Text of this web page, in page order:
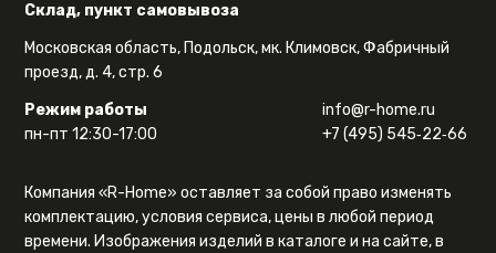
Склад, пункт самовывоза
Московская область, Подольск, мк. Климовск, Фабричный
проезд, д. 4, стр. 6
Режим работы
пн-пт 12:30-17:00
info@r-home.ru
+7 (495) 545‑22‑66
Компания «R-Home» оставляет за собой право изменять
комплектацию, условия сервиса, цены в любой период
времени. Изображения изделий в каталоге и на сайте, в